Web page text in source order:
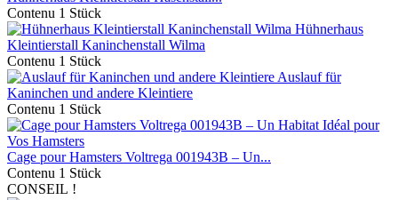
Contenu 1 Stück
Hühnerhaus
Kleintierstall Kaninchenstall Wilma
Contenu 1 Stück
Auslauf für
Kaninchen und andere Kleintiere
Contenu 1 Stück
Cage pour Hamsters Voltrega 001943B – Un...
Contenu 1 Stück
CONSEIL !